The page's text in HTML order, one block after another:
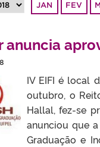
JAN FEV
anuncia
IV EIFI é local
outubro, o
Hallal, fez-se
anunciou que
Graduação e